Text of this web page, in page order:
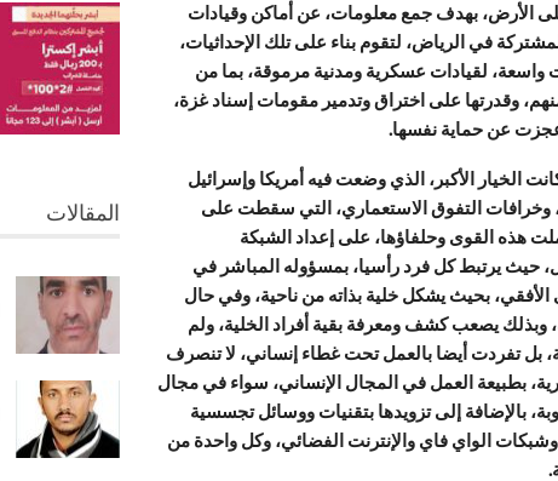
على الأرض، بهدف جمع معلومات، عن أماكن وقيادات
في الرياض، لتقوم بناء على تلك الإحداثيات،
لقيادات عسكرية ومدنية مرموقة، بما من
وقدرتها على اختراق وتدمير مقومات إسناد غزة،
عجزت عن حماية نفسها.
الخيار الأكبر، الذي وضعت فيه أمريكا وإسرائيل
وخرافات التفوق الاستعماري، التي سقطت على
هذه القوى وحلفاؤها، على إعداد الشبكة
حيث يرتبط كل فرد رأسيا، بمسؤوله المباشر في
بحيث يشكل خلية بذاته من ناحية، وفي حال
وبذلك يصعب كشف ومعرفة بقية أفراد الخلية، ولم
بل تفردت أيضا بالعمل تحت غطاء إنساني، لا تنصرف
بطبيعة العمل في المجال الإنساني، سواء في مجال
بالإضافة إلى تزويدها بتقنيات ووسائل تجسسية
الواي فاي والإنترنت الفضائي، وكل واحدة من
المقالات